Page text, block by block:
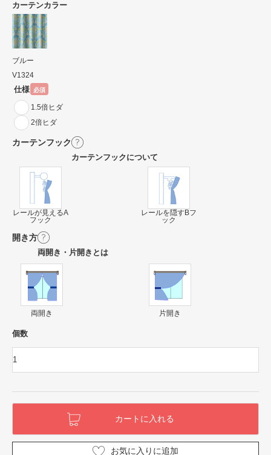
カーテンカラー
ブルー
V1324
仕様 必須
1.5倍ヒダ
2倍ヒダ
カーテンフック
カーテンフックについて
レールが見えるA
フック
レールを隠すBフ
ック
開き方
両開き・片開きとは
両開き 片開き
個数
お気に入りに追加